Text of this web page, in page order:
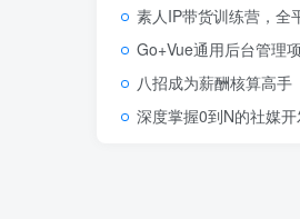
素人IP带货训练营，全
Go+Vue通用后台管理
八招成为薪酬核算高手
深度掌握0到N的社媒